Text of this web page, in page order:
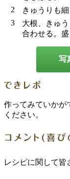
2
きゅうりも細
3
大根、きゅ
合わせる。
写
作ってみていかが
ください。
レシピに関して皆